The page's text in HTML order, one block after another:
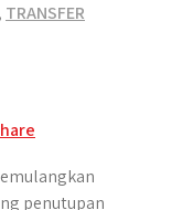
, TRANSFER
penutupan